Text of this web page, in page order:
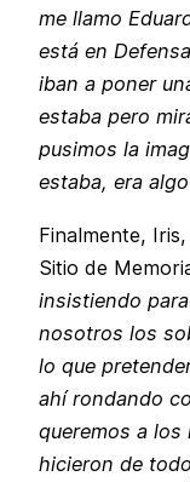
me llamo
está en
iban a poner
estaba pero
pusimos la
estaba, era algo
Finalmente,
Sitio de
insistiendo
nosotros los
lo que
ahí rondando
queremos a
hicieron de